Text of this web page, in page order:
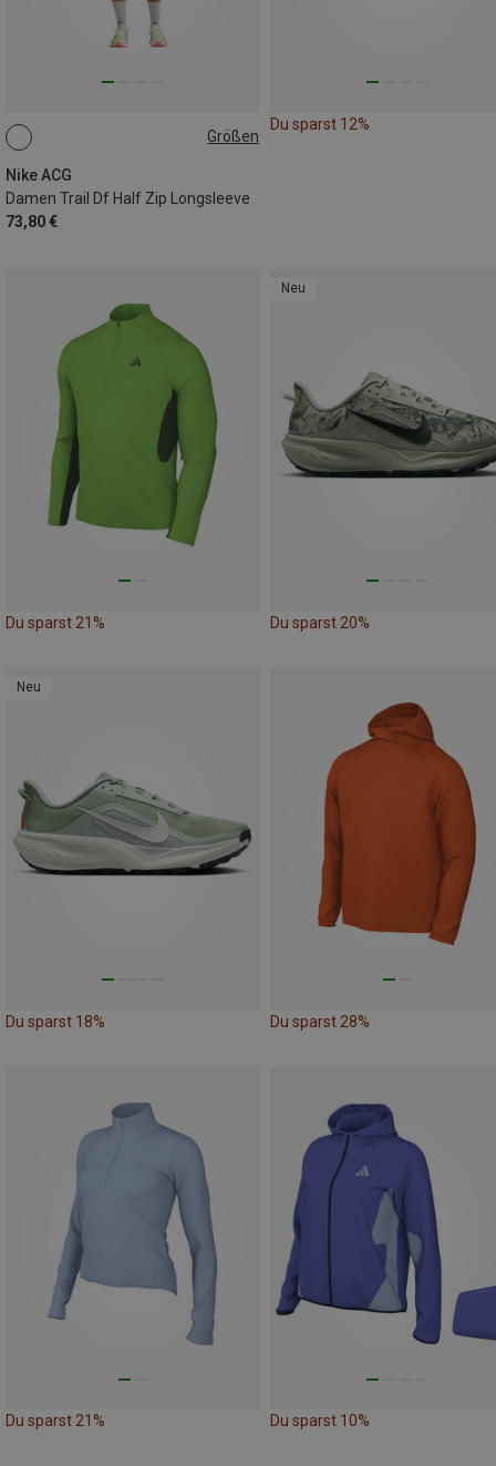
Größen
Nike ACG
Damen Trail Df Half Zip Longsleeve
73,80 €
XS
Du sparst 12%
Du sparst 21%
Neu
Du sparst 20%
Neu
Du sparst 18% Du sparst 28%
Du sparst 21% Du sparst 10%